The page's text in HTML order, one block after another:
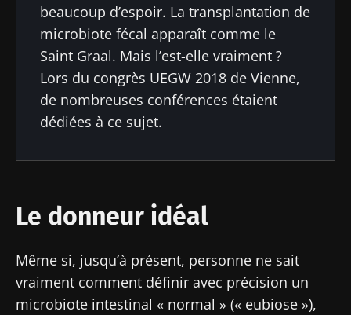
beaucoup d’espoir. La transplantation de
microbiote fécal apparaît comme le
Saint Graal. Mais l’est-elle vraiment ?
Lors du congrès UEGW 2018 de Vienne,
de nombreuses conférences étaient
dédiées à ce sujet.
Le donneur idéal
Même si, jusqu’à présent, personne ne sait
vraiment comment définir avec précision un
microbiote intestinal « normal » (« eubiose »),